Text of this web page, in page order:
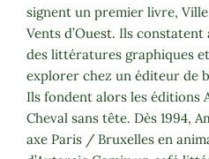
signent un premier livre,
Vents d’Ouest. Ils
des littératures graphiques
explorer chez un éditeur de
Ils fondent alors les éditions
Cheval sans tête. Dès 1994,
axe Paris / Bruxelles en